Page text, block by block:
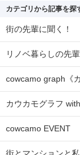
カテゴリから記事を探
街の先輩に聞く！
リノベ暮らしの先
cowcamo graph《
カウカモグラフ
cowcamo EVENT
街とマンションと私